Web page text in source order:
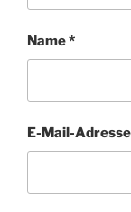
Name*
E-Mail-Adresse